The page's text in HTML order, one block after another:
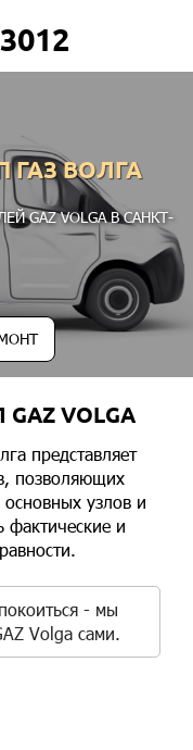
ГАЗ ВОЛГА
GAZ VOLGA В САНКТ-
VOLGA
представляет
позволяющих
основных узлов и
фактические и
- мы
Volga сами.